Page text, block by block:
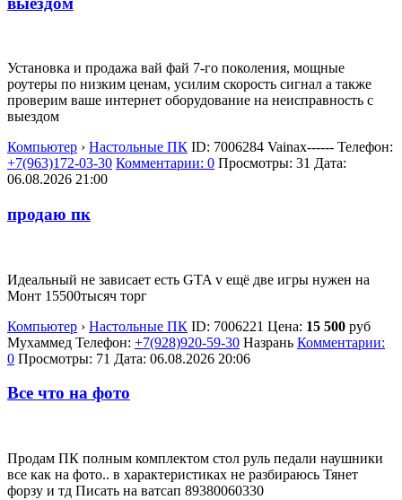
Установка и продажа вай фай 7-го поколения, мощные
роутеры по низким ценам, усилим скорость сигнал а также
проверим ваше интернет оборудование на неисправность с
выездом
Компьютер › Настольные ПК ID: 7006284 Vainax------ Телефон:
+7(963)172-03-30 Комментарии: 0 Просмотры: 31 Дата:
06.08.2026 21:00
продаю пк
Идеальный не зависает есть GTA v ещё две игры нужен на
Монт 15500тысяч торг
Компьютер › Настольные ПК ID: 7006221 Цена: 15 500 руб
Мухаммед Телефон: +7(928)920-59-30 Назрань Комментарии:
0 Просмотры: 71 Дата: 06.08.2026 20:06
Все что на фото
Продам ПК полным комплектом стол руль педали наушники
все как на фото.. в характеристиках не разбираюсь Тянет
форзу и тд Писать на ватсап 89380060330